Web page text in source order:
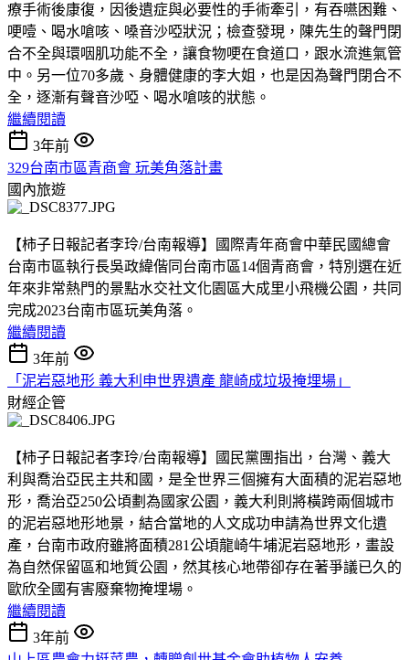
療手術後康復，因後遺症與必要性的手術牽引，有吞嚥困難、
哽噎、喝水嗆咳、嗓音沙啞狀況；檢查發現，陳先生的聲門閉
合不全與環咽肌功能不全，讓食物哽在食道口，跟水流進氣管
中。另一位70多歲、身體健康的李大姐，也是因為聲門閉合不
全，逐漸有聲音沙啞、喝水嗆咳的狀態。
繼續閱讀
3年前
329台南市區青商會 玩美角落計畫
國內旅遊
【柿子日報記者李玲/台南報導】國際青年商會中華民國總會
台南市區執行長吳政緯偕同台南市區14個青商會，特別選在近
年來非常熱門的景點水交社文化園區大成里小飛機公園，共同
完成2023台南市區玩美角落。
繼續閱讀
3年前
「泥岩惡地形 義大利申世界遺產 龍崎成垃圾掩埋場」
財經企管
【柿子日報記者李玲/台南報導】國民黨團指出，台灣、義大
利與喬治亞民主共和國，是全世界三個擁有大面積的泥岩惡地
形，喬治亞250公頃劃為國家公園，義大利則將橫跨兩個城市
的泥岩惡地形地景，結合當地的人文成功申請為世界文化遺
產，台南市政府雖將面積281公頃龍崎牛埔泥岩惡地形，畫設
為自然保留區和地質公園，然其核心地帶卻存在著爭議已久的
歐欣全國有害廢棄物掩埋場。
繼續閱讀
3年前